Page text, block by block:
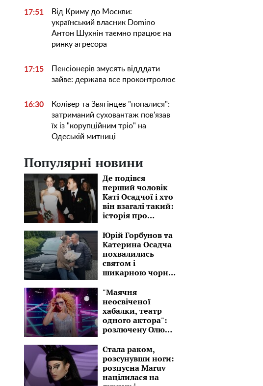
17:51
Від Криму до Москви:
український власник Domino
Антон Шухнін таємно працює на
ринку агресора
17:15
Пенсіонерів змусять відддати
зайве: держава все проконтролює
16:30
Колівер та Звягінцев "попалися":
затриманий суховантаж пов'язав
їх із "корупційним тріо" на
Одеській митниці
Популярні новини
Де подівся
перший чоловік
Каті Осадчої і хто
він взагалі такий:
історія про
на 15 років
старший
Юрій Горбунов та
Катерина Осадча
похвалились
святом і
шикарною чорню
знов в дорогу!"
"Маячня
неосвіченої
хабалки, театр
одного актора":
розлючену Олю
"розчленували"
на очах у росіян
Стала раком,
розсунувши ноги:
розпусна Maruv
націлилася на